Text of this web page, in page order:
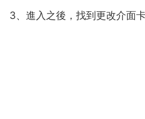
3、進入之後，找到更改介面